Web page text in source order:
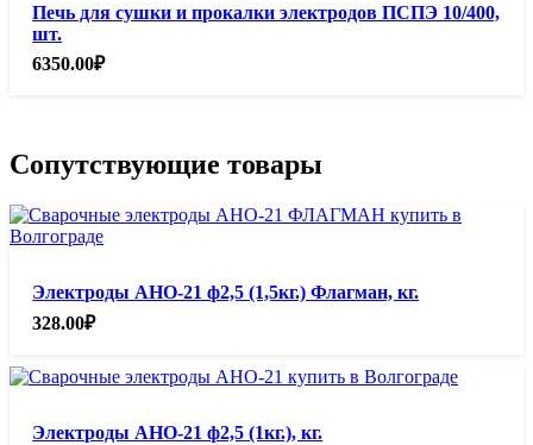
Печь для сушки и прокалки электродов ПСПЭ 10/400,
шт.
6350.00₽
Сопутствующие товары
Электроды АНО-21 ф2,5 (1,5кг.) Флагман, кг.
328.00₽
Электроды АНО-21 ф2,5 (1кг.), кг.